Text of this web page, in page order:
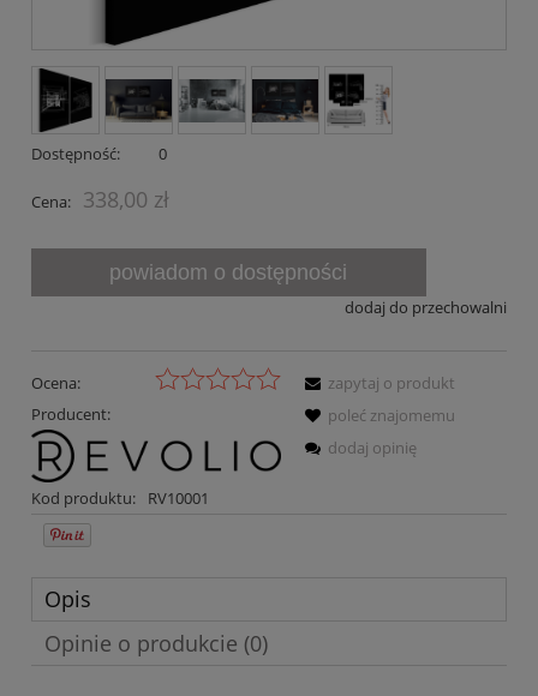
Dostępność: 0
Cena: 338,00 zł
powiadom o dostępności
dodaj do przechowalni
Ocena:
Producent:
Kod produktu: RV10001
zapytaj o produkt
poleć znajomemu
dodaj opinię
Opis
Opinie o produkcie (0)